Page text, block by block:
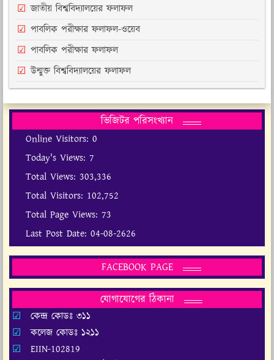
জাতীয় বিশ্ববিদ্যালয়ের ফলাফল
পাবলিক পরীক্ষার ফলাফল-ওয়েব
পাবলিক পরীক্ষার ফলাফল
উন্মুক্ত বিশ্ববিদ্যালয়ের ফলাফল
ভিজিটর পরিসংখ্যান
Online Visitors: 0
Today's Views: 7
Total Views: 303,336
Total Visitors: 102,752
Total Page Views: 73
Last Post Date: 04-08-2626
FACEBOOK PAGE
যোগাযোগের ঠিকানা
কেন্দ্র কোডঃ ৩১১
কলেজ কোডঃ ১২১১
EIIN-102819